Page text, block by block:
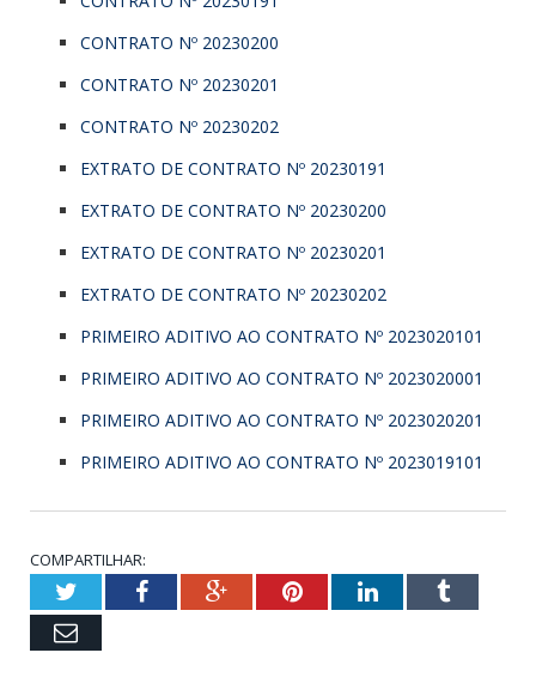
CONTRATO Nº 20230200
CONTRATO Nº 20230201
CONTRATO Nº 20230202
EXTRATO DE CONTRATO Nº 20230191
EXTRATO DE CONTRATO Nº 20230200
EXTRATO DE CONTRATO Nº 20230201
EXTRATO DE CONTRATO Nº 20230202
PRIMEIRO ADITIVO AO CONTRATO Nº 2023020101
PRIMEIRO ADITIVO AO CONTRATO Nº 2023020001
PRIMEIRO ADITIVO AO CONTRATO Nº 2023020201
PRIMEIRO ADITIVO AO CONTRATO Nº 2023019101
COMPARTILHAR:
TwitterFacebookGoogle+PinterestLinkedInTumblr
Email